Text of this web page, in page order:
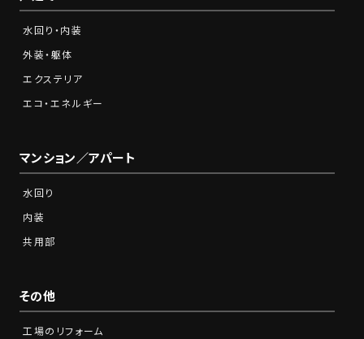
水回り・内装
外装・躯体
エクステリア
エコ・エネルギー
マンション／アパート
水回り
内装
共用部
その他
工場のリフォーム